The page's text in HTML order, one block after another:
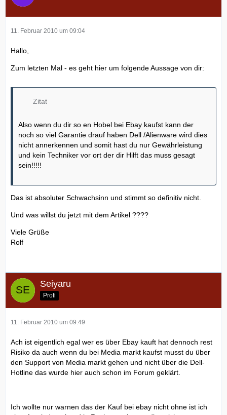
11. Februar 2010 um 09:04
Hallo,
Zum letzten Mal - es geht hier um folgende Aussage von dir:
Zitat
Also wenn du dir so en Hobel bei Ebay kaufst kann der
noch so viel Garantie drauf haben Dell /Alienware wird dies
nicht annerkennen und somit hast du nur Gewährleistung
und kein Techniker vor ort der dir Hilft das muss gesagt
sein!!!!!
Das ist absoluter Schwachsinn und stimmt so definitiv nicht.
Und was willst du jetzt mit dem Artikel ????
Viele Grüße
Rolf
Seiyaru
Profi
11. Februar 2010 um 09:49
Ach ist eigentlich egal wer es über Ebay kauft hat dennoch rest
Risiko da auch wenn du bei Media markt kaufst musst du über
den Support von Media markt gehen und nicht über die Dell-
Hotline das wurde hier auch schon im Forum geklärt.
Ich wollte nur warnen das der Kauf bei ebay nicht ohne ist ich